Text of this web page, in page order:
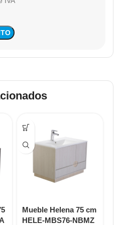
Mueble Helena 75 cm
HELE-MBS76-NBMZ